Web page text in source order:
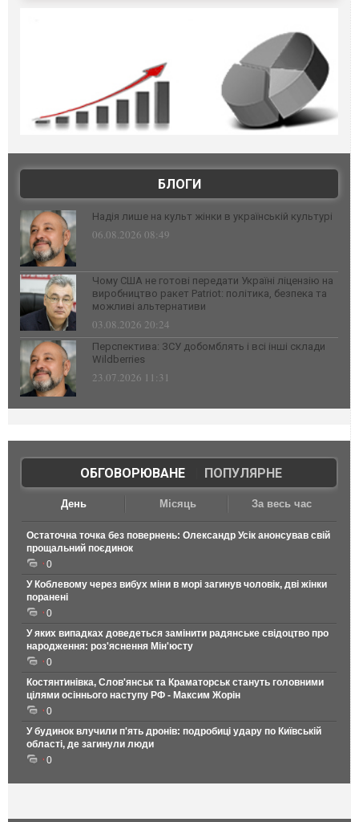
БЛОГИ
Надія лише на культ жінки в українській культурі
06.08.2026 08:49
Чому США не готові передати Україні ліцензію на
виробництво ракет Patriot: політика, безпека та
можливі альтернативи
03.08.2026 20:24
Перспектива: ЗСУ добомблять і всі інші склади
Wildberries
23.07.2026 11:31
ОБГОВОРЮВАНЕ| ПОПУЛЯРНЕ
День Місяць За весь час
Остаточна точка без повернень: Олександр Усік анонсував свій
прощальний поєдинок
0
У Коблевому через вибух міни в морі загинув чоловік, дві жінки
поранені
0
У яких випадках доведеться замінити радянське свідоцтво про
народження: роз'яснення Мін'юсту
0
Костянтинівка, Слов'янськ та Краматорськ стануть головними
цілями осіннього наступу РФ - Максим Жорін
0
У будинок влучили п'ять дронів: подробиці удару по Київській
області, де загинули люди
0